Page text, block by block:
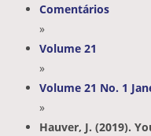
Comentários
»
Volume 21
»
Volume 21 No. 1
»
Hauver, J. (2019).